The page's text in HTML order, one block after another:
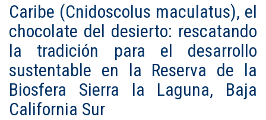
Caribe (Cnidoscolus maculatus), el
chocolate del desierto: rescatando
la tradición para el desarrollo
sustentable en la Reserva de la
Biosfera Sierra la Laguna, Baja
California Sur